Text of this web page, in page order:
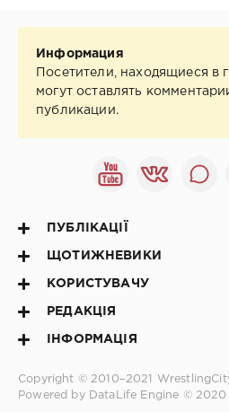
Информация
Посетители, находящиеся в
могут оставлять
публикации.
ПУБЛІКАЦІЇ
ЩОТИЖНЕВИКИ
КОРИСТУВАЧУ
РЕДАКЦІЯ
ІНФОРМАЦІЯ
Copyright © 2010–2021
Powered by DataLife Engine © 2020